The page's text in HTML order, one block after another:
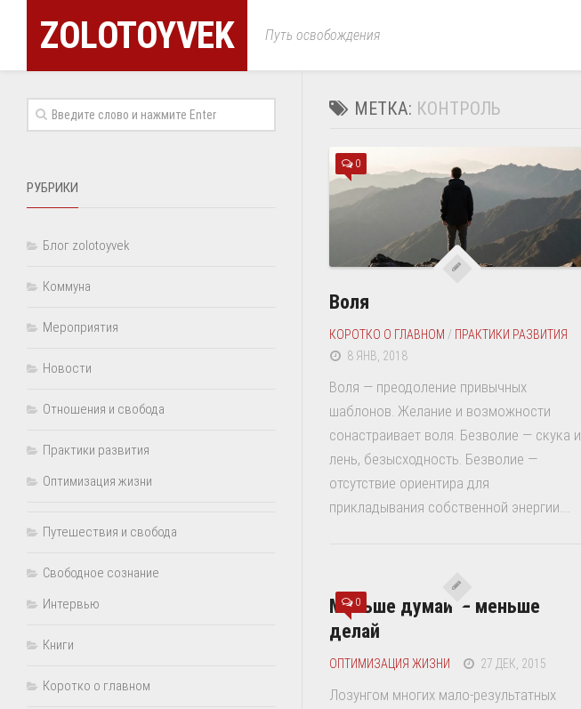
ZOLOTOYVEK Путь освобождения
МЕТКА: КОНТРОЛЬ
0
Воля
КОРОТКО О ГЛАВНОМ / ПРАКТИКИ РАЗВИТИЯ
8 ЯНВ, 2018
Воля — преодоление привычных
шаблонов. Желание и возможности
сонастраивает воля. Безволие — скука и
лень, безысходность. Безволие —
отсутствие ориентира для
прикладывания собственной энергии....
0
Меньше думай — меньше
делай
ОПТИМИЗАЦИЯ ЖИЗНИ 27 ДЕК, 2015
Лозунгом многих мало-результатных
РУБРИКИ
Блог zolotoyvek
Коммуна
Мероприятия
Новости
Отношения и свобода
Практики развития
Оптимизация жизни
Путешествия и свобода
Свободное сознание
Интервью
Книги
Коротко о главном